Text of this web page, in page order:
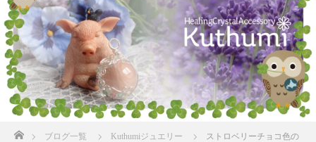
ブログ一覧 Kuthumiジュエリー
ストロベリーチョコ色の